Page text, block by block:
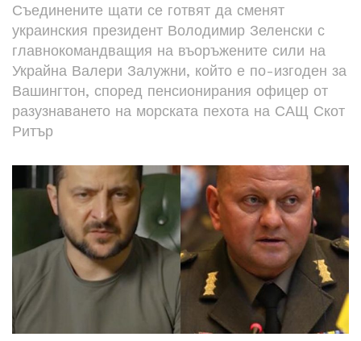
Съединените щати се готвят да сменят
украинския президент Володимир Зеленски с
главнокомандващия на въоръжените сили на
Украйна Валери Залужни, който е по-изгоден за
Вашингтон, според пенсионирания офицер от
разузнаването на морската пехота на САЩ Скот
Ритър